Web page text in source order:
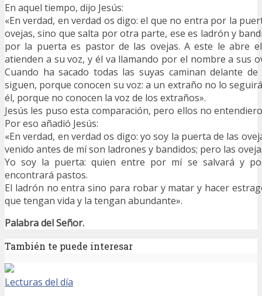
En aquel tiempo, dijo Jesús:
«En verdad, en verdad os digo: el que no entra por la
ovejas, sino que salta por otra parte, ese es ladrón y
por la puerta es pastor de las ovejas. A este le abre
atienden a su voz, y él va llamando por el nombre a sus
Cuando ha sacado todas las suyas caminan delante
siguen, porque conocen su voz: a un extraño no lo
él, porque no conocen la voz de los extraños».
Jesús les puso esta comparación, pero ellos no
Por eso añadió Jesús:
«En verdad, en verdad os digo: yo soy la puerta de las
venido antes de mí son ladrones y bandidos; pero las
Yo soy la puerta: quien entre por mí se salvará y
encontrará pastos.
El ladrón no entra sino para robar y matar y hacer
que tengan vida y la tengan abundante».
Palabra del Señor.
También te puede interesar
Lecturas del día